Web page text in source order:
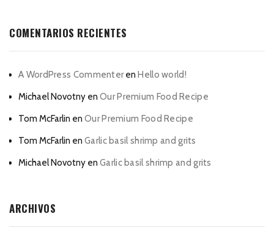
COMENTARIOS RECIENTES
A WordPress CommenterenHello world!
Michael Novotny en Our Premium Food Recipe
Tom McFarlin en Our Premium Food Recipe
Tom McFarlin en Garlic basil shrimp and grits
Michael Novotny en Garlic basil shrimp and grits
ARCHIVOS